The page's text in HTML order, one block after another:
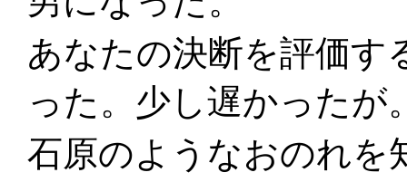
あなたの決断を評価す
った。少し遅かったが
石原のようなおのれを